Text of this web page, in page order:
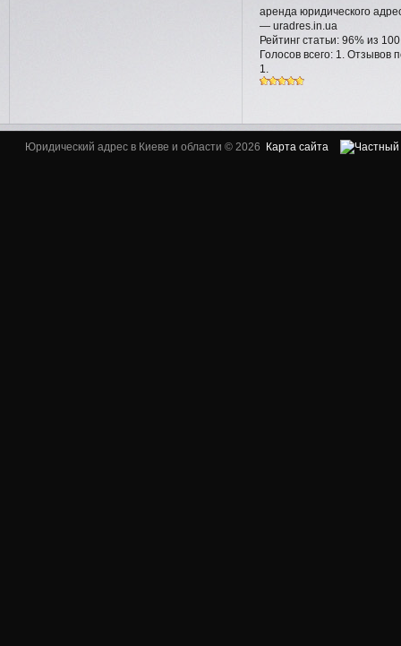
аренда юридического
— uradres.in.ua
Рейтинг статьи: 96% из 100
Голосов всего: 1. Отзывов
1.
Юридический адрес в Киеве и области © 2026 Карта сайта